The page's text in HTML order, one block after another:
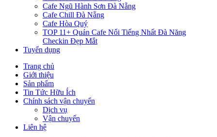
Cafe Ngũ Hành Sơn Đà Nẵng
Cafe Chill Đà Nẵng
Cafe Hòa Quý
TOP 11+ Quán Cafe Nổi Tiếng Nhất Đà Năng
Checkin Đẹp Mắt
Tuyển dụng
Trang chủ
Giới thiệu
Sản phẩm
Tin Tức Hữu Ích
Chính sách vận chuyển
Dịch vụ
Vận chuyển
Liên hệ